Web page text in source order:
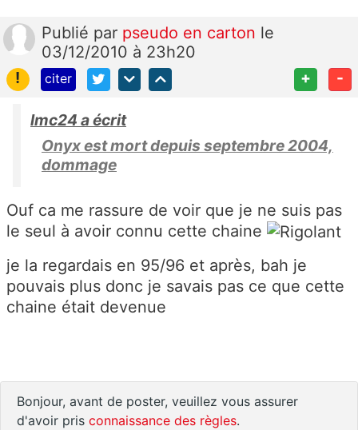
Publié par pseudo en carton le
03/12/2010 à 23h20
!
citer + -
lmc24 a écrit
Onyx est mort depuis septembre 2004,
dommage
Ouf ca me rassure de voir que je ne suis pas
le seul à avoir connu cette chaine
je la regardais en 95/96 et après, bah je
pouvais plus donc je savais pas ce que cette
chaine était devenue
Bonjour, avant de poster, veuillez vous assurer
d'avoir pris connaissance des règles.